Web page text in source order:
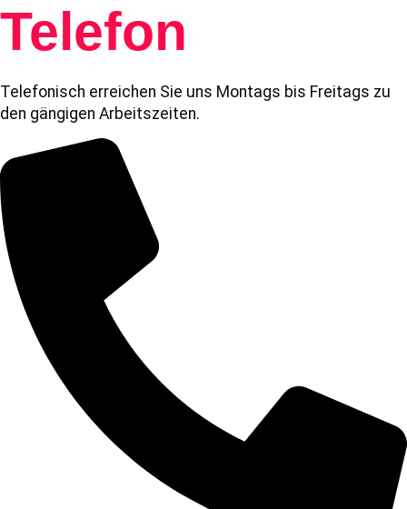
Telefon
Telefonisch erreichen Sie uns Montags bis Freitags zu
den gängigen Arbeitszeiten.